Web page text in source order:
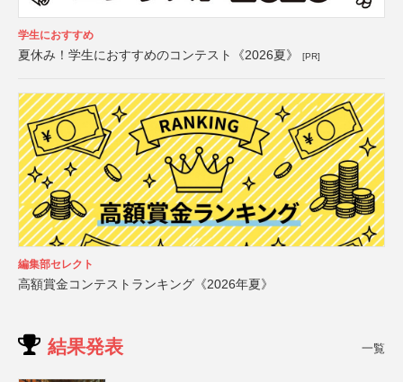
学生におすすめ
夏休み！学生におすすめのコンテスト《2026夏》 [PR]
編集部セレクト
高額賞金コンテストランキング《2026年夏》
結果発表 一覧